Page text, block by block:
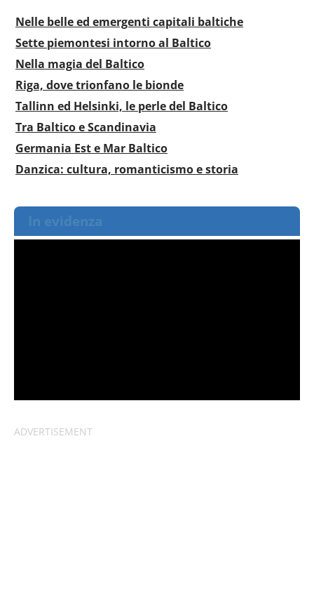
Nelle belle ed emergenti capitali baltiche
Sette piemontesi intorno al Baltico
Nella magia del Baltico
Riga, dove trionfano le bionde
Tallinn ed Helsinki, le perle del Baltico
Tra Baltico e Scandinavia
Germania Est e Mar Baltico
Danzica: cultura, romanticismo e storia
In evidenza